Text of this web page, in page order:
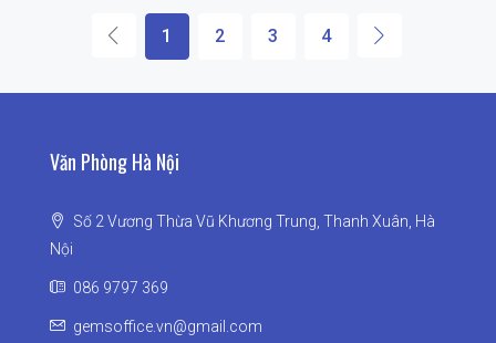
1 2 3 4
Văn Phòng Hà Nội
Số 2 Vương Thừa Vũ Khương Trung, Thanh Xuân, Hà
Nội
086 9797 369
gemsoffice.vn@gmail.com